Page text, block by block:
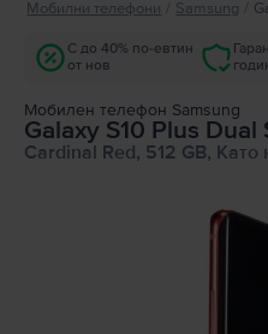
Мобилни телефони Samsung
С до 40% по-евтин
от нов
Мобилен телефон Samsung
Galaxy S10 Plus Dual
Cardinal Red, 512 GB, Като